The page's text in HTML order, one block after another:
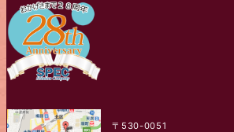
〒530-0051